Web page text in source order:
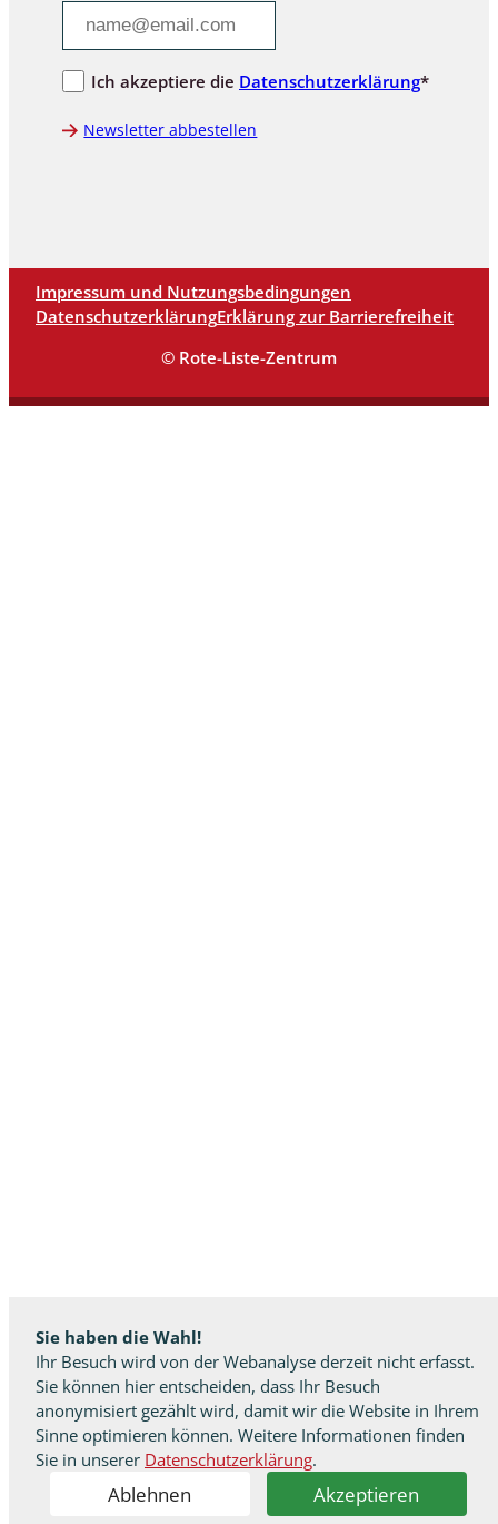
Sie haben die Wahl!
Ihr Besuch wird von der Webanalyse derzeit nicht erfasst.
Sie können hier entscheiden, dass Ihr Besuch
anonymisiert gezählt wird, damit wir die Website in Ihrem
Sinne optimieren können. Weitere Informationen finden
Sie in unserer Datenschutzerklärung.
Ablehnen Akzeptieren
Ich akzeptiere die Datenschutzerklärung*
Newsletter abbestellen
Impressum und Nutzungsbedingungen
DatenschutzerklärungErklärung zur Barrierefreiheit
© Rote-Liste-Zentrum